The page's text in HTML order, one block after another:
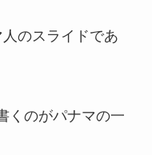
のスライドであ
くのがパナマの一